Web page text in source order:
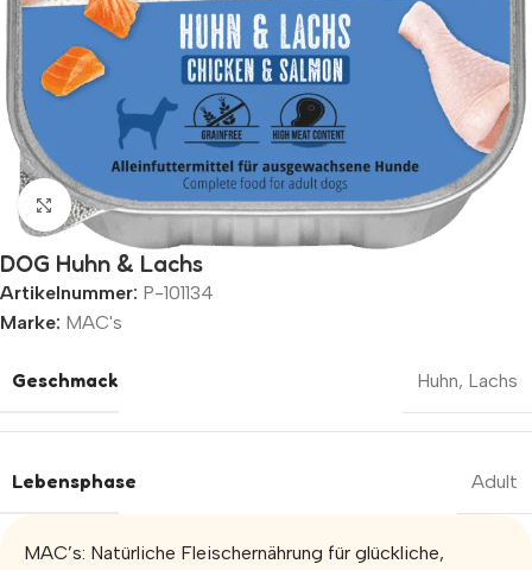
Zum Vergrößern klicken
DOG Huhn & Lachs
Artikelnummer: P-101134
Marke: MAC's
Geschmack Huhn, Lachs
Lebensphase Adult
MAC’s: Natürliche Fleischernährung für glückliche,